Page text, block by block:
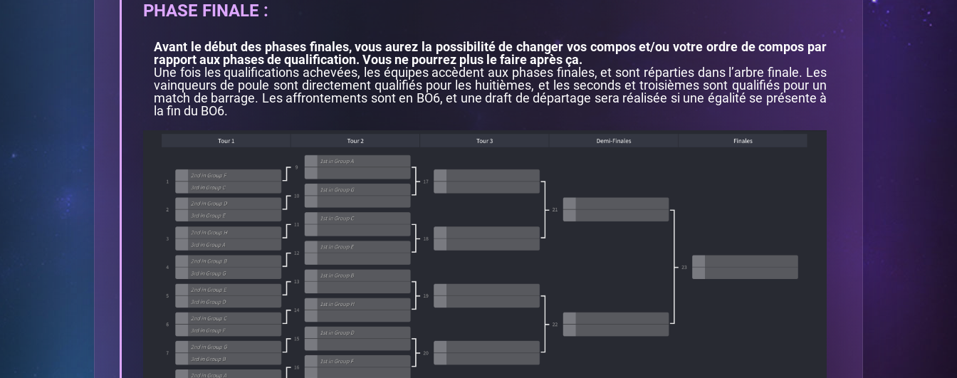
PHASE FINALE :
Avant le début des phases finales, vous aurez la possibilité de changer vos compos et/ou votre ordre de compos par
rapport aux phases de qualification. Vous ne pourrez plus le faire après ça.
Une fois les qualifications achevées, les équipes accèdent aux phases finales, et sont réparties dans l’arbre finale. Les
vainqueurs de poule sont directement qualifiés pour les huitièmes, et les seconds et troisièmes sont qualifiés pour un
match de barrage. Les affrontements sont en BO6, et une draft de départage sera réalisée si une égalité se présente à
la fin du BO6.